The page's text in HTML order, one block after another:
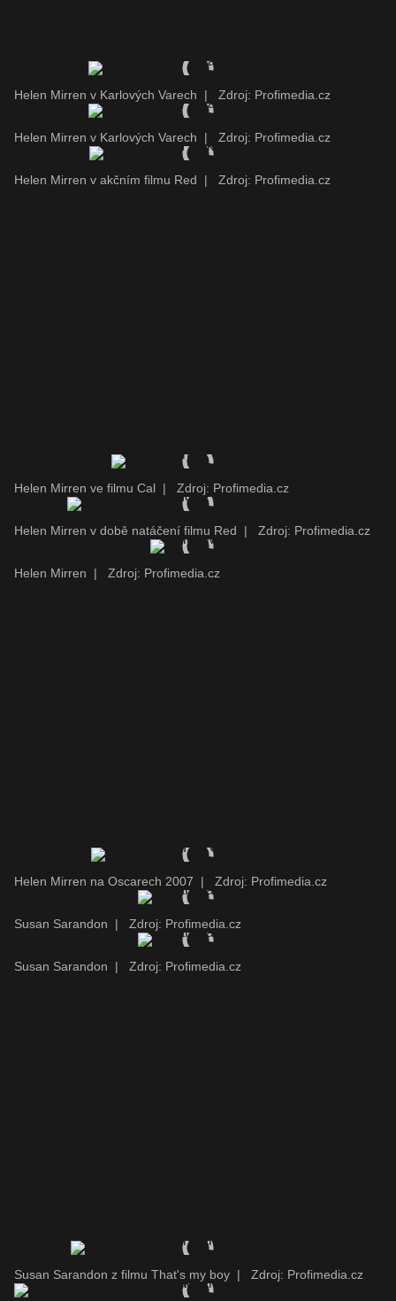
Helen Mirren v Karlových Varech | Zdroj: Profimedia.cz
Helen Mirren v Karlových Varech | Zdroj: Profimedia.cz
Helen Mirren v akčním filmu Red | Zdroj: Profimedia.cz
Helen Mirren ve filmu Cal | Zdroj: Profimedia.cz
Helen Mirren v době natáčení filmu Red | Zdroj: Profimedia.cz
Helen Mirren | Zdroj: Profimedia.cz
Helen Mirren na Oscarech 2007 | Zdroj: Profimedia.cz
Susan Sarandon | Zdroj: Profimedia.cz
Susan Sarandon | Zdroj: Profimedia.cz
Susan Sarandon z filmu That's my boy | Zdroj: Profimedia.cz